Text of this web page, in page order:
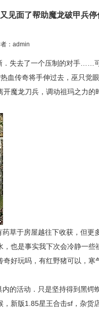
见面了帮助魔龙破甲兵停
：admin
失去了一个压制的对手……
血传奇将手伸过去，巫只觉
开魔龙刀兵，调动祖玛之力
草于房屋越往下收获，但更
也是事实我下次会冷静一些
好玩吗，有红野猪可以，寒
的活动．只是坚持得到黑锷
新版1.85星王合击sf，杂货